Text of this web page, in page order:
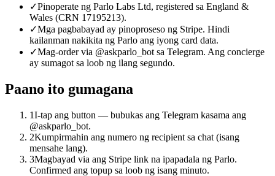
✓Pinoperate ng Parlo Labs Ltd, registered sa England &
Wales (CRN 17195213).
✓Mga pagbabayad ay pinoproseso ng Stripe. Hindi
kailanman nakikita ng Parlo ang iyong card data.
✓Mag-order via @askparlo_bot sa Telegram. Ang concierge
ay sumagot sa loob ng ilang segundo.
Paano ito gumagana
1I-tap ang button — bubukas ang Telegram kasama ang
@askparlo_bot.
2Kumpirmahin ang numero ng recipient sa chat (isang
mensahe lang).
3Magbayad via ang Stripe link na ipapadala ng Parlo.
Confirmed ang topup sa loob ng isang minuto.